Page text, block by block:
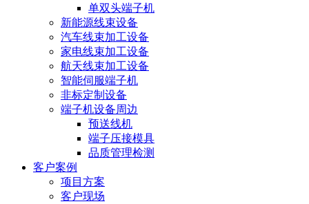
单双头端子机
新能源线束设备
汽车线束加工设备
家电线束加工设备
航天线束加工设备
智能伺服端子机
非标定制设备
端子机设备周边
预送线机
端子压接模具
品质管理检测
客户案例
项目方案
客户现场